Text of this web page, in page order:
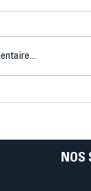
le tennis de
NOS